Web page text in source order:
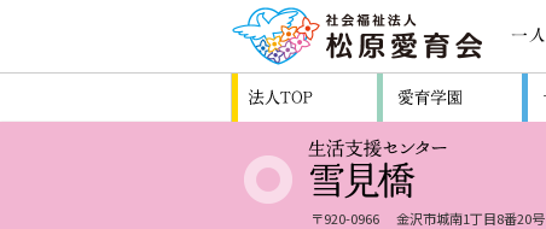
〒920-0966 金沢市城南1丁目8番20号